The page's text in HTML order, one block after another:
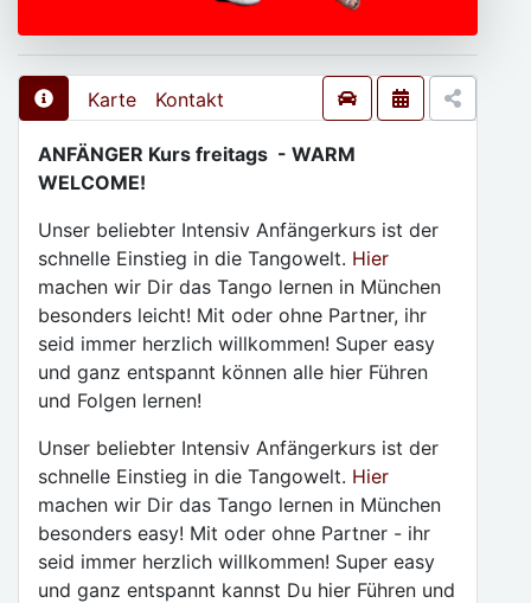
Karte Kontakt
ANFÄNGER Kurs freitags - WARM
WELCOME!
Unser beliebter Intensiv Anfängerkurs ist der
schnelle Einstieg in die Tangowelt. Hier
machen wir Dir das Tango lernen in München
besonders leicht! Mit oder ohne Partner, ihr
seid immer herzlich willkommen! Super easy
und ganz entspannt können alle hier Führen
und Folgen lernen!
Unser beliebter Intensiv Anfängerkurs ist der
schnelle Einstieg in die Tangowelt. Hier
machen wir Dir das Tango lernen in München
besonders easy! Mit oder ohne Partner - ihr
seid immer herzlich willkommen! Super easy
und ganz entspannt kannst Du hier Führen und